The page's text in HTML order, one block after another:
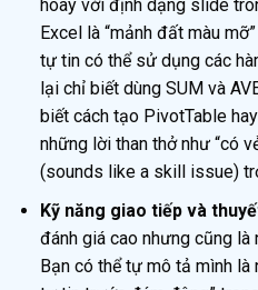
hoay với định dạng slide
Excel là “mảnh đất màu
tự tin có thể sử dụng các
lại chỉ biết dùng SUM và
biết cách tạo PivotTable
những lời than thở như “có
(sounds like a skill issue)
Kỹ năng giao tiếp và
đánh giá cao nhưng cũng
Bạn có thể tự mô tả mình là